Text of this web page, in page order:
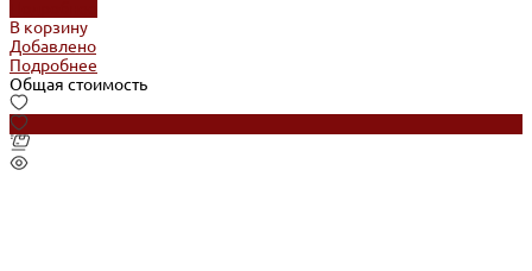
В корзину
Добавлено
Подробнее
Общая стоимость